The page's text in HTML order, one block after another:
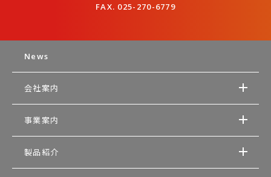
FAX. 025-270-6779
News
会社案内
事業案内
製品紹介